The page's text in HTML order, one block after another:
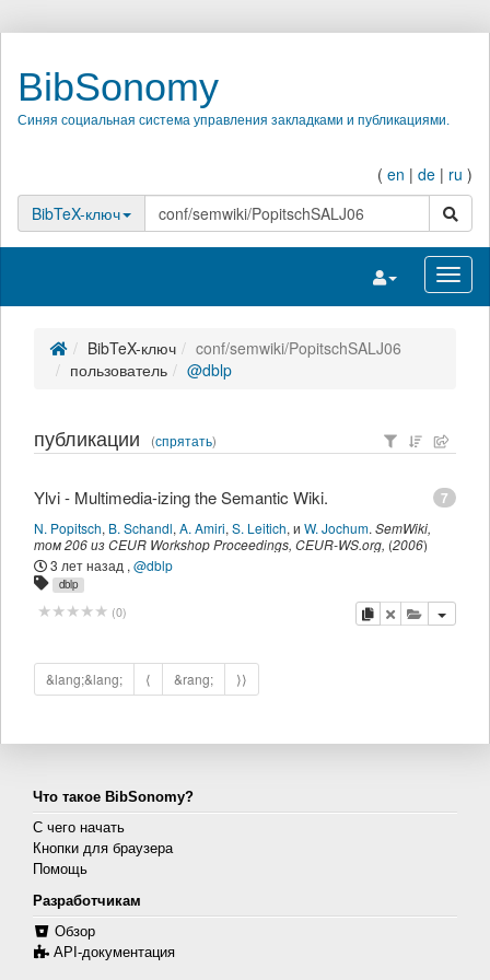
BibSonomy
Синяя социальная система управления закладками и публикациями.
( en | de | ru )
BibTeX-ключ
поиск
Переключить
BibTeX-ключ
conf/semwiki/PopitschSALJ06
пользователь
@dblp
публикации (спрятать)
7
Ylvi - Multimedia-izing the Semantic Wiki.
N. Popitsch, B. Schandl, A. Amiri, S. Leitich, и W. Jochum. SemWiki,
том 206 из CEUR Workshop Proceedings, CEUR-WS.org, (2006)
3 лет назад , @dblp
dblp
(0) копировать
удалитьдобавить
&lang;&lang; ⟨ &rang; ⟩⟩
Что такое BibSonomy?
С чего начать
Кнопки для браузера
Помощь
Разработчикам
Обзор
API-документация